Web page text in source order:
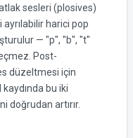
sesleri (plosives)
ayrılabilir harici pop
— "p", "b", "t"
Post-
düzeltmesi için
kaydında bu iki
doğrudan artırır.